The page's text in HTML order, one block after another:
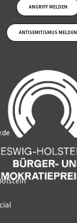
ANGRIFF MELDEN
ANTISEMITISMUS MELDEN